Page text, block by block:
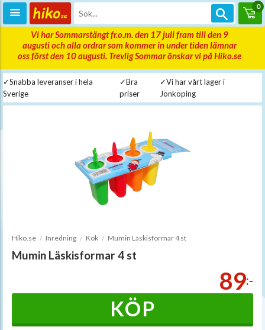
0
Vi har Sommarstängt fr.o.m. den 17 juli fram till den 9
augusti och alla ordrar som kommer in under tiden lämnar
oss först den 10 augusti. Trevlig Sommar önskar vi på Hiko.se
✓Snabba leveranser i hela
Sverige
✓Bra
priser
✓Vi har vårt lager i
Jönköping
Hiko.se Inredning Kök Mumin Läskisformar 4 st
Mumin Läskisformar 4 st
89:-
KÖP